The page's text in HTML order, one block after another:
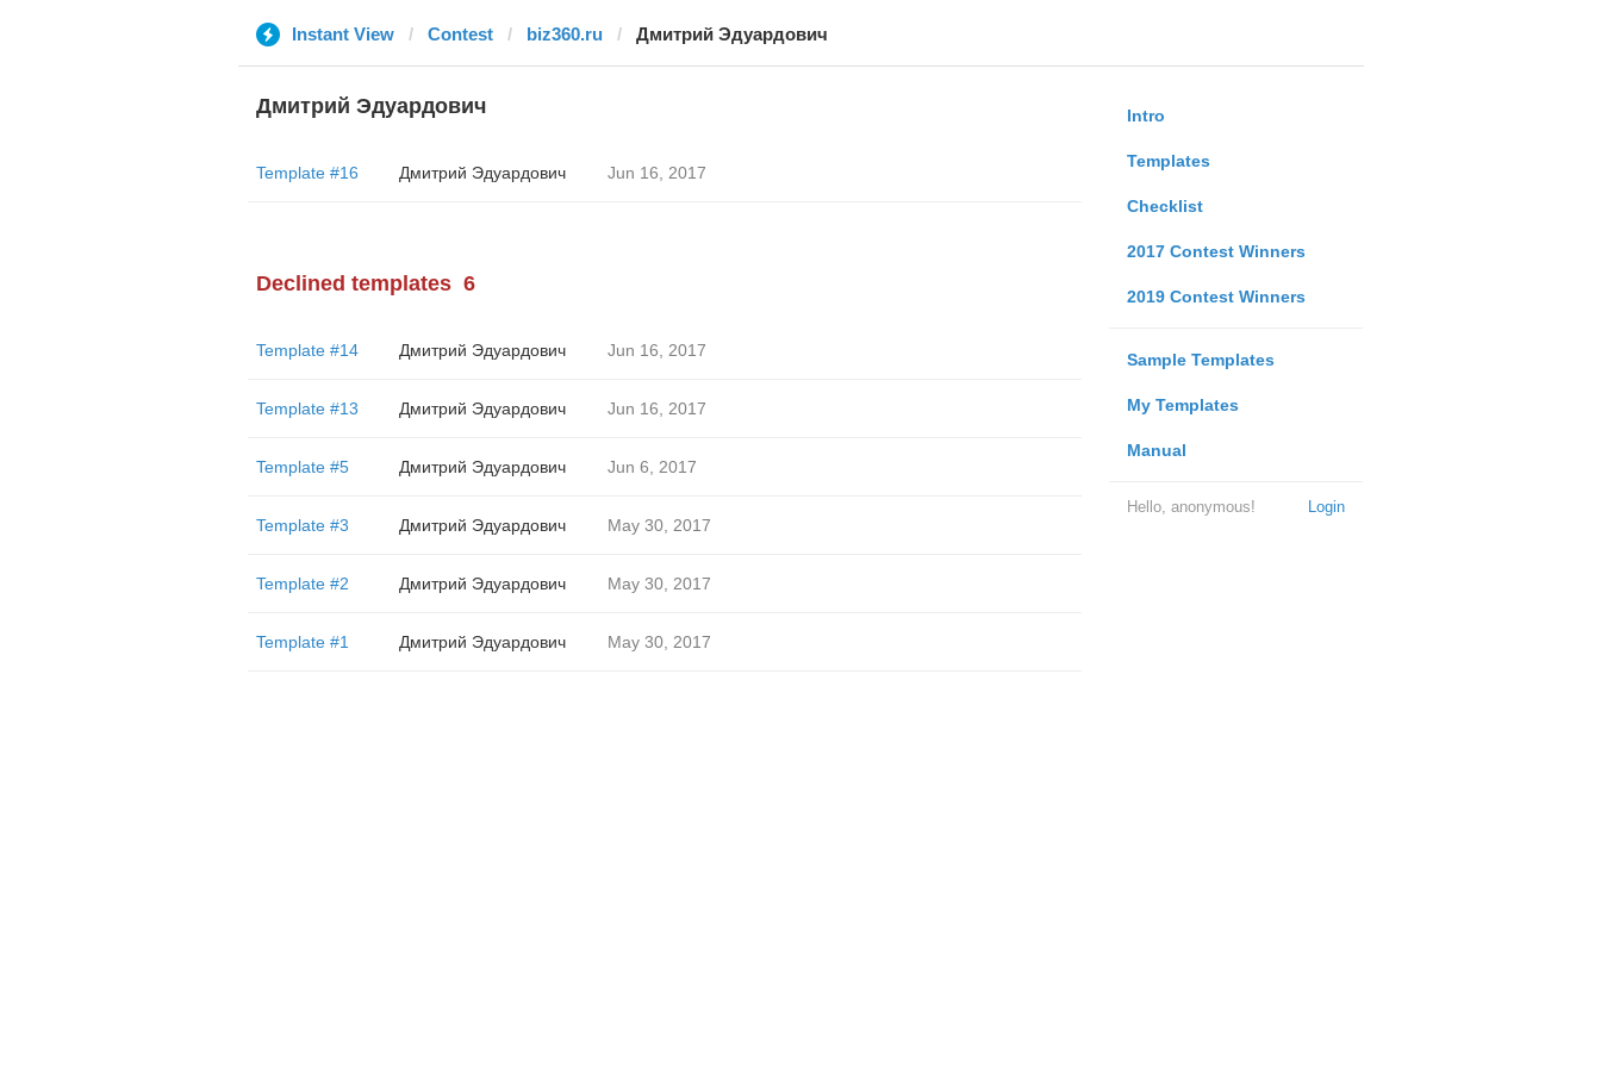
Instant View Contest biz360.ru Дмитрий Эдуардович
Intro
Templates
Checklist
2017 Contest Winners
2019 Contest Winners
Sample Templates
My Templates
Manual
Login
Hello, anonymous!
Дмитрий Эдуардович
Template #16 Дмитрий Эдуардович Jun 16, 2017
Declined templates 6
Template #14 Дмитрий Эдуардович Jun 16, 2017
Template #13 Дмитрий Эдуардович Jun 16, 2017
Template #5 Дмитрий Эдуардович Jun 6, 2017
Template #3 Дмитрий Эдуардович May 30, 2017
Template #2 Дмитрий Эдуардович May 30, 2017
Template #1 Дмитрий Эдуардович May 30, 2017